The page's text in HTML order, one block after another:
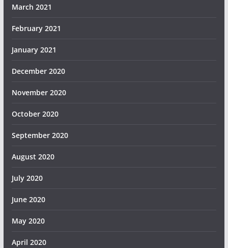
March 2021
February 2021
January 2021
December 2020
November 2020
October 2020
September 2020
August 2020
July 2020
June 2020
May 2020
April 2020